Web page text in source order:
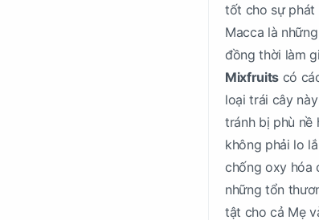
tốt cho sự phát
Macca là
đồng thời làm
Mixfruitscó
loại trái cây
tránh bị phù nề
không phải lo
chống oxy hóa
những tổn
tật cho cả Mẹ